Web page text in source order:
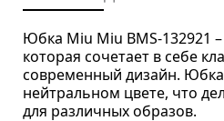
Юбка Miu Miu BMS-132921
которая сочетает в себе
современный дизайн.
нейтральном цвете, что
для различных образов.